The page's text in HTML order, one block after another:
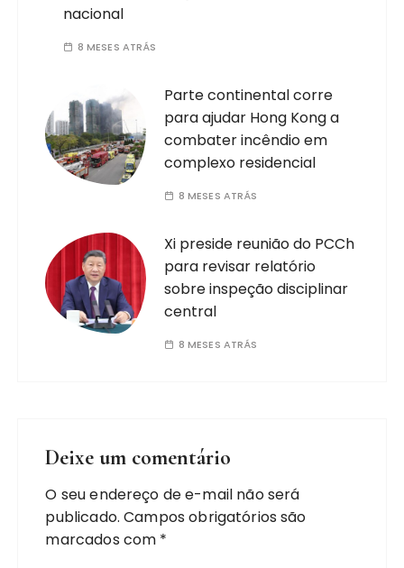
nacional
8 MESES ATRÁS
Parte continental corre
para ajudar Hong Kong a
combater incêndio em
complexo residencial
8 MESES ATRÁS
Xi preside reunião do PCCh
para revisar relatório
sobre inspeção disciplinar
central
8 MESES ATRÁS
Deixe um comentário
O seu endereço de e-mail não será
publicado. Campos obrigatórios são
marcados com *